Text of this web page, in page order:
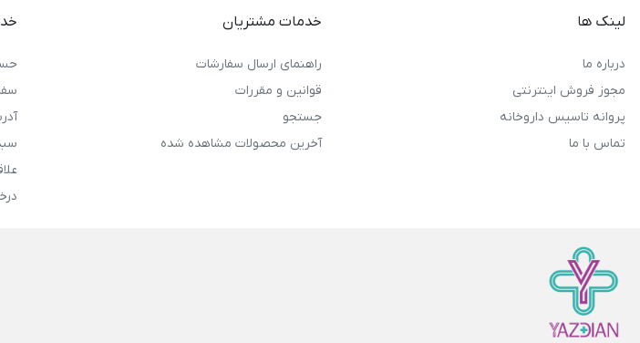
لینک ها
درباره ما
مجوز فروش اینترنتی
پروانه تاسیس داروخانه
تماس با ما
خدمات مشتریان
راهنمای ارسال سفارشات
قوانین و مقررات
جستجو
آخرین محصولات مشاهده شده